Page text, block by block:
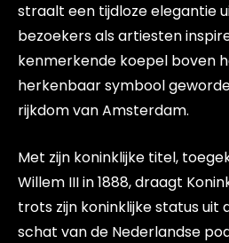
straalt een tijdloze elegantie
bezoekers als artiesten
kenmerkende koepel boven
herkenbaar symbool
rijkdom van Amsterdam.
Met zijn koninklijke titel,
Willem III in 1888, draagt
trots zijn koninklijke status uit
schat van de Nederlandse